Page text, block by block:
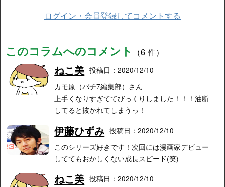
ログイン・会員登録してコメントする
このコラムへのコメント （6 件）
ねこ美 投稿日：2020/12/10
カモ原（パチ7編集部）さん
上手くなりすぎててびっくりしました！！！油断
してると抜かれてしまうっ！
伊藤ひずみ 投稿日：2020/12/10
このシリーズ好きです！次回には漫画家デビュー
しててもおかしくない成長スピード(笑)
ねこ美 投稿日：2020/12/10